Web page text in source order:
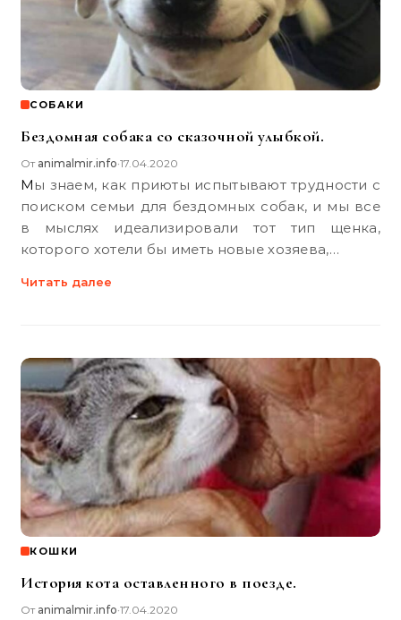
СОБАКИ
Бездомная собака со сказочной улыбкой.
От animalmir.info•17.04.2020
Мы знаем, как приюты испытывают трудности с
поиском семьи для бездомных собак, и мы все
в мыслях идеализировали тот тип щенка,
которого хотели бы иметь новые хозяева,…
Читать далее
КОШКИ
История кота оставленного в поезде.
От animalmir.info•17.04.2020